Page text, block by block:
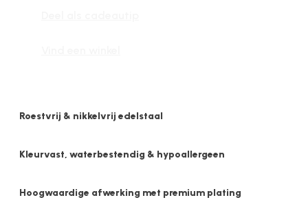
Roestvrij & nikkelvrij edelstaal
Kleurvast, waterbestendig & hypoallergeen
Hoogwaardige afwerking met premium plating